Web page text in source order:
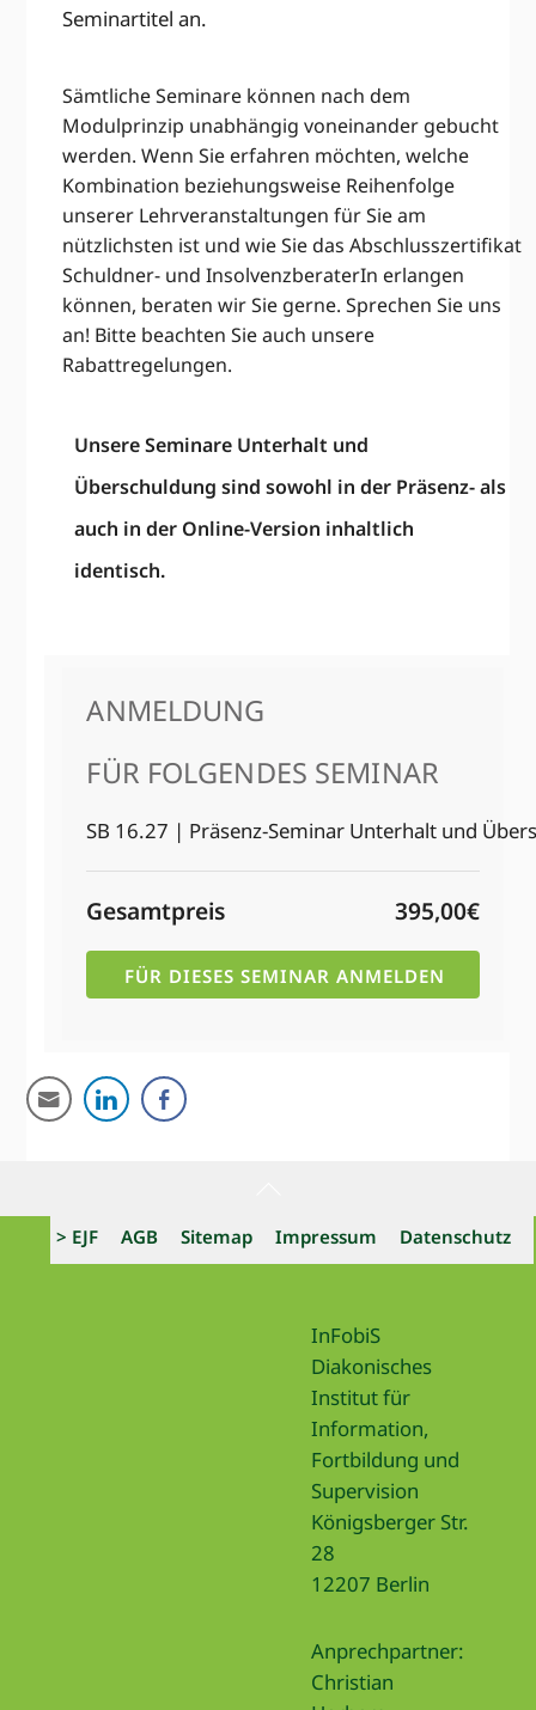
Seminartitel an.
Sämtliche Seminare können nach dem
Modulprinzip unabhängig voneinander gebucht
werden. Wenn Sie erfahren möchten, welche
Kombination beziehungsweise Reihenfolge
unserer Lehrveranstaltungen für Sie am
nützlichsten ist und wie Sie das Abschlusszertifikat
Schuldner- und InsolvenzberaterIn erlangen
können, beraten wir Sie gerne. Sprechen Sie uns
an! Bitte beachten Sie auch unsere
Rabattregelungen.
Unsere Seminare Unterhalt und
Überschuldung sind sowohl in der Präsenz- als
auch in der Online-Version inhaltlich
identisch.
ANMELDUNG
FÜR FOLGENDES SEMINAR
SB 16.27 | Präsenz-Seminar Unterhalt und
Gesamtpreis 395,00€
Top
> EJF AGB Sitemap Impressum Datenschutz
InFobiS
Diakonisches
Institut für
Information,
Fortbildung und
Supervision
Königsberger Str.
28
12207 Berlin
Anprechpartner:
Christian